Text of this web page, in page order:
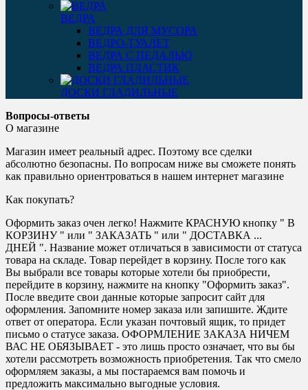
ВЕДРА
ВЕДРА ДЛЯ МУСОРА
ВЕДРО-ТУАЛЕТ
ВЕДРА С ПЕДАЛЬЮ
ВЕДРА ПЛАСТИК
ДОСКИ ГЛАДИЛЬНЫЕ
Вопросы-ответы
О магазине
Магазин имеет реальный адрес. Поэтому все сделки
абсолютно безопасны. По вопросам ниже вы сможете понять
как правильно ориентроваться в нашем интернет магазине
Как покупать?
Оформить заказ очен легко! Нажмите КРАСНУЮ кнопку " В
КОРЗИНУ " или " ЗАКАЗАТЬ " или " ДОСТАВКА ...
ДНЕЙ ". Название может отличаться в зависимости от статуса
товара на складе. Товар перейдет в корзину. После того как
Вы выбрали все товары которые хотели бы приобрести,
перейдите в корзину, нажмите на кнопку "Оформить заказ".
После введите свои данные которые запросит сайт для
оформления. Запомните номер заказа или запишите. Ждите
ответ от оператора. Если указан почтовый ящик, то придет
письмо о статусе заказа. ОФОРМЛЕНИЕ ЗАКАЗА НИЧЕМ
ВАС НЕ ОБЯЗЫВАЕТ - это лишь просто означает, что вы бы
хотели рассмотреть возможность приобретения. Так что смело
оформляем заказы, а мы постараемся вам помочь и
предложить максимально выгодные условия.